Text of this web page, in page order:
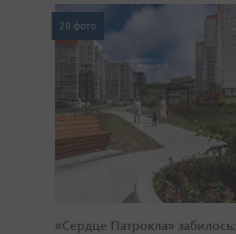
20 фото
«Сердце Патрокла» забилось: